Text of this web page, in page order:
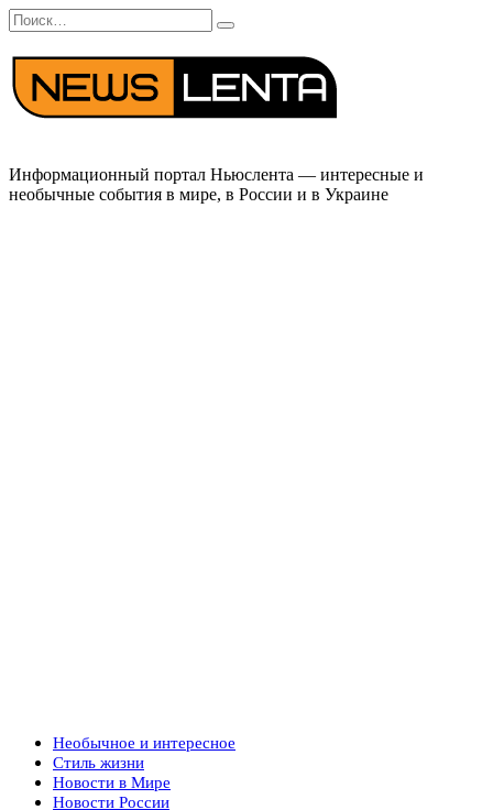
Перейти
к
содержанию
Search
for:
Информационный портал Ньюслента — интересные и
необычные события в мире, в России и в Украине
Необычное и интересное
Стиль жизни
Новости в Мире
Новости России